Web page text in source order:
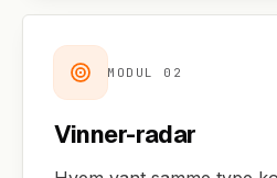
MODUL 02
Vinner-radar